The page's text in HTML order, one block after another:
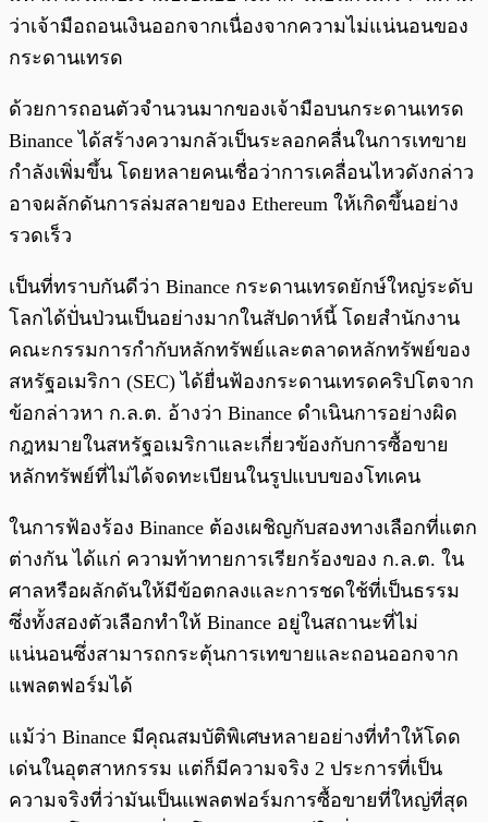
ว่าเจ้ามือถอนเงินออกจากเนื่องจากความไม่แน่นอนของ
กระดานเทรด
ด้วยการถอนตัวจำนวนมากของเจ้ามือบนกระดานเทรด
Binance ได้สร้างความกลัวเป็นระลอกคลื่นในการเทขาย
กำลังเพิ่มขึ้น โดยหลายคนเชื่อว่าการเคลื่อนไหวดังกล่าว
อาจผลักดันการล่มสลายของ Ethereum ให้เกิดขึ้นอย่าง
รวดเร็ว
เป็นที่ทราบกันดีว่า Binance กระดานเทรดยักษ์ใหญ่ระดับ
โลกได้ปั่นป่วนเป็นอย่างมากในสัปดาห์นี้ โดยสำนักงาน
คณะกรรมการกำกับหลักทรัพย์และตลาดหลักทรัพย์ของ
สหรัฐอเมริกา (SEC) ได้ยื่นฟ้องกระดานเทรดคริปโตจาก
ข้อกล่าวหา ก.ล.ต. อ้างว่า Binance ดำเนินการอย่างผิด
กฎหมายในสหรัฐอเมริกาและเกี่ยวข้องกับการซื้อขาย
หลักทรัพย์ที่ไม่ได้จดทะเบียนในรูปแบบของโทเคน
ในการฟ้องร้อง Binance ต้องเผชิญกับสองทางเลือกที่แตก
ต่างกัน ได้แก่ ความท้าทายการเรียกร้องของ ก.ล.ต. ใน
ศาลหรือผลักดันให้มีข้อตกลงและการชดใช้ที่เป็นธรรม
ซึ่งทั้งสองตัวเลือกทำให้ Binance อยู่ในสถานะที่ไม่
แน่นอนซึ่งสามารถกระตุ้นการเทขายและถอนออกจาก
แพลตฟอร์มได้
แม้ว่า Binance มีคุณสมบัติพิเศษหลายอย่างที่ทำให้โดด
เด่นในอุตสาหกรรม แต่ก็มีความจริง 2 ประการที่เป็น
ความจริงที่ว่ามันเป็นแพลตฟอร์มการซื้อขายที่ใหญ่ที่สุด